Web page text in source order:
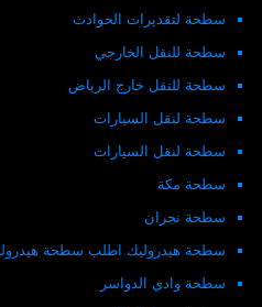
سطحة لتقديرات الحوادث
سطحة للنقل الخارجي
سطحة للنقل خارج الرياض
سطحة لنقل السيارات
سطحة لنقل السيارات
سطحة مكة
سطحة نجران
سطحة هيدروليك اطلب سطحة
سطحة وادي الدواسر